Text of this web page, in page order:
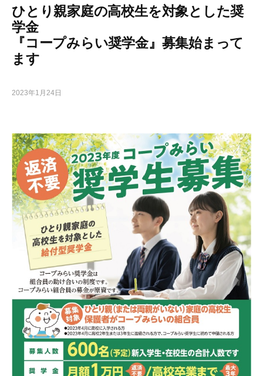
ひとり親家庭の高校生を対象とした奨
学金
『コープみらい奨学金』募集始まって
ます
2023年1月24日